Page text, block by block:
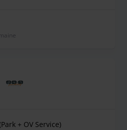
+ OV Service)